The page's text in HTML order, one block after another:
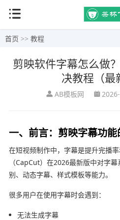
首页 >> 教程
剪映软件字幕怎么做
决教程（最
AB模板网
一、前言：剪映字幕功
在短视频制作中，字幕是提升完播
（CapCut）在2026最新版中对字
别、动态字幕、样式模板等能力。
很多用户在使用字幕时会遇到：
无法生成字幕